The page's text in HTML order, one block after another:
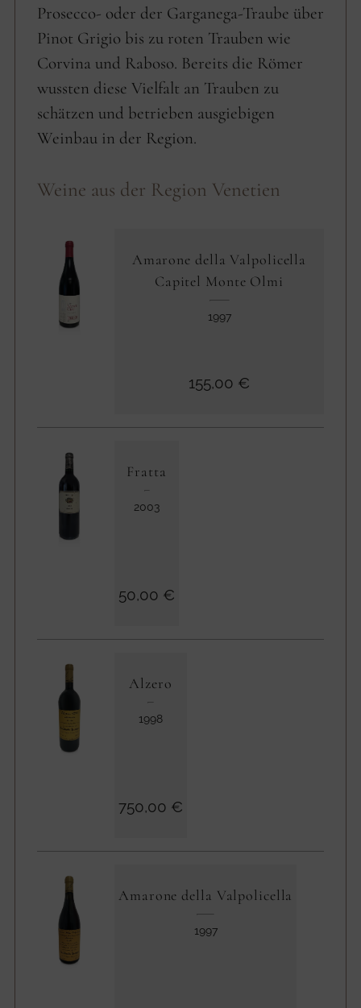
Prosecco- oder der Garganega-Traube über
Pinot Grigio bis zu roten Trauben wie
Corvina und Raboso. Bereits die Römer
wussten diese Vielfalt an Trauben zu
schätzen und betrieben ausgiebigen
Weinbau in der Region.
Weine aus der Region Venetien
Amarone della Valpolicella
Capitel Monte Olmi
1997
155,00 €
Fratta
2003
50,00 €
Alzero
1998
750,00 €
Amarone della Valpolicella
1997